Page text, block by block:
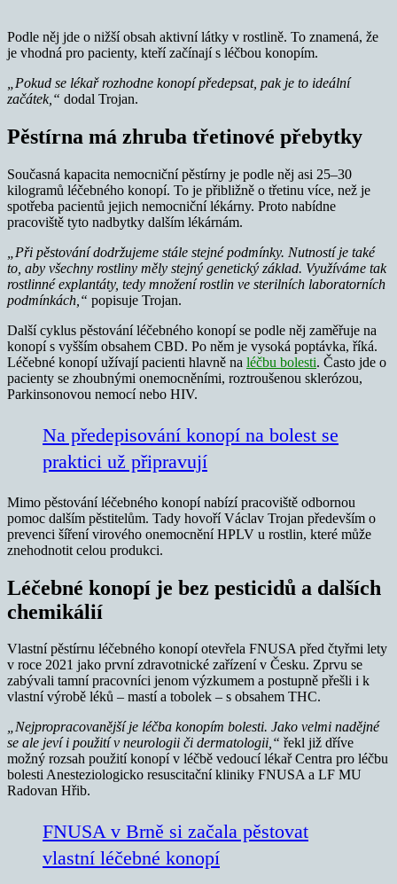
Podle něj jde o nižší obsah aktivní látky v rostlině. To znamená, že
je vhodná pro pacienty, kteří začínají s léčbou konopím.
„Pokud se lékař rozhodne konopí předepsat, pak je to ideální
začátek,“ dodal Trojan.
Pěstírna má zhruba třetinové přebytky
Současná kapacita nemocniční pěstírny je podle něj asi 25–30
kilogramů léčebného konopí. To je přibližně o třetinu více, než je
spotřeba pacientů jejich nemocniční lékárny. Proto nabídne
pracoviště tyto nadbytky dalším lékárnám.
„Při pěstování dodržujeme stále stejné podmínky. Nutností je také
to, aby všechny rostliny měly stejný genetický základ. Využíváme tak
rostlinné explantáty, tedy množení rostlin ve sterilních laboratorních
podmínkách,“ popisuje Trojan.
Další cyklus pěstování léčebného konopí se podle něj zaměřuje na
konopí s vyšším obsahem CBD. Po něm je vysoká poptávka, říká.
Léčebné konopí užívají pacienti hlavně na léčbu bolesti. Často jde o
pacienty se zhoubnými onemocněními, roztroušenou sklerózou,
Parkinsonovou nemocí nebo HIV.
Na předepisování konopí na bolest se
praktici už připravují
Mimo pěstování léčebného konopí nabízí pracoviště odbornou
pomoc dalším pěstitelům. Tady hovoří Václav Trojan především o
prevenci šíření virového onemocnění HPLV u rostlin, které může
znehodnotit celou produkci.
Léčebné konopí je bez pesticidů a dalších
chemikálií
Vlastní pěstírnu léčebného konopí otevřela FNUSA před čtyřmi lety
v roce 2021 jako první zdravotnické zařízení v Česku. Zprvu se
zabývali tamní pracovníci jenom výzkumem a postupně přešli i k
vlastní výrobě léků – mastí a tobolek – s obsahem THC.
„Nejpropracovanější je léčba konopím bolesti. Jako velmi nadějné
se ale jeví i použití v neurologii či dermatologii,“ řekl již dříve
možný rozsah použití konopí v léčbě vedoucí lékař Centra pro léčbu
bolesti Anesteziologicko resuscitační kliniky FNUSA a LF MU
Radovan Hřib.
FNUSA v Brně si začala pěstovat
vlastní léčebné konopí